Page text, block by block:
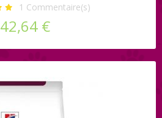
1 Commentaire(s)
42,64 €